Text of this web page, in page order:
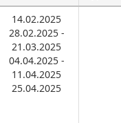
14.02.2025
28.02.2025 -
21.03.2025
04.04.2025 -
11.04.2025
25.04.2025